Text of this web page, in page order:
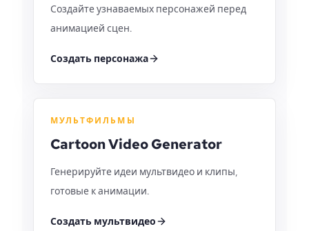
Создайте узнаваемых персонажей перед
анимацией сцен.
Создать персонажа
МУЛЬТФИЛЬМЫ
Cartoon Video Generator
Генерируйте идеи мультвидео и клипы,
готовые к анимации.
Создать мультвидео